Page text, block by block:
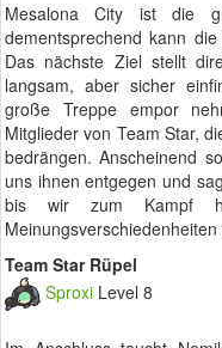
Mesalona City ist die
dementsprechend kann
Das nächste Ziel stellt
langsam, aber sicher
große Treppe empor
Mitglieder von Team Star,
bedrängen. Anscheinend
uns ihnen entgegen und
bis wir zum Kampf
Team Star Rüpel
Sproxi Level 8